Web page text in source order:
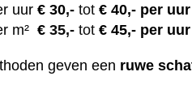
uur € 30,-tot € 40,- per uur
m²€35,- tot € 45,- per uur
geven een ruwe